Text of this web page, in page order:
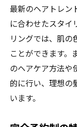
最新のヘアトレン
に合わせたスタイ
リングでは、肌の
ことができます。
のヘアケア方法や
的に行い、理想の
います。